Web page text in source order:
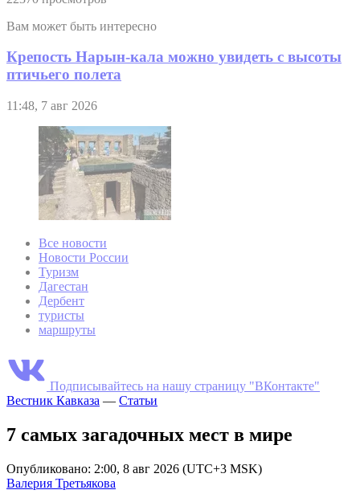
Вам может быть интересно
Крепость Нарын-кала можно увидеть с высоты
птичьего полета
11:48, 7 авг 2026
Все новости
Новости России
Туризм
Дагестан
Дербент
туристы
маршруты
Подписывайтесь на нашу страницу "ВКонтакте"
Вестник Кавказа — Статьи
7 самых загадочных мест в мире
Опубликовано: 2:00, 8 авг 2026 (UTC+3 MSK)
Валерия Третьякова